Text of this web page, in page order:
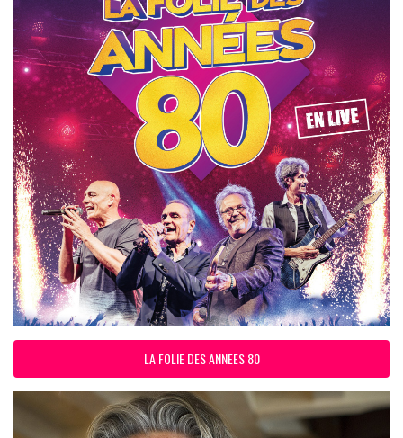
LA FOLIE DES ANNEES 80